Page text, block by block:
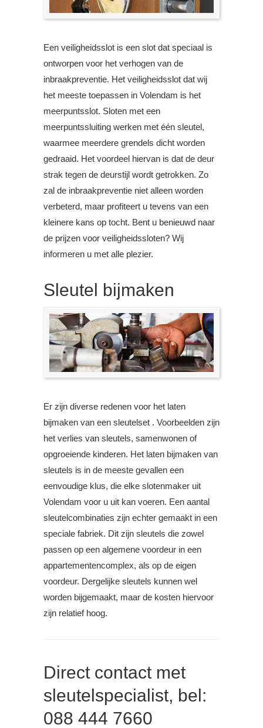
Een veiligheidsslot is een slot dat speciaal is
ontworpen voor het verhogen van de
inbraakpreventie. Het veiligheidsslot dat wij
het meeste toepassen in Volendam is het
meerpuntsslot. Sloten met een
meerpuntssluiting werken met één sleutel,
waarmee meerdere grendels dicht worden
gedraaid. Het voordeel hiervan is dat de deur
strak tegen de deurstijl wordt getrokken. Zo
zal de inbraakpreventie niet alleen worden
verbeterd, maar profiteert u tevens van een
kleinere kans op tocht. Bent u benieuwd naar
de prijzen voor veiligheidssloten? Wij
informeren u met alle plezier.
Sleutel bijmaken
Er zijn diverse redenen voor het laten
bijmaken van een sleutelset . Voorbeelden zijn
het verlies van sleutels, samenwonen of
opgroeiende kinderen. Het laten bijmaken van
sleutels is in de meeste gevallen een
eenvoudige klus, die elke slotenmaker uit
Volendam voor u uit kan voeren. Een aantal
sleutelcombinaties zijn echter gemaakt in een
speciale fabriek. Dit zijn sleutels die zowel
passen op een algemene voordeur in een
appartementencomplex, als op de eigen
voordeur. Dergelijke sleutels kunnen wel
worden bijgemaakt, maar de kosten hiervoor
zijn relatief hoog.
Direct contact met
sleutelspecialist, bel:
088 444 7660